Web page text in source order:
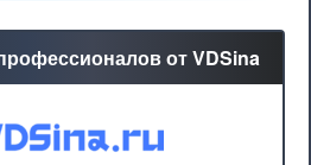
от VDSina